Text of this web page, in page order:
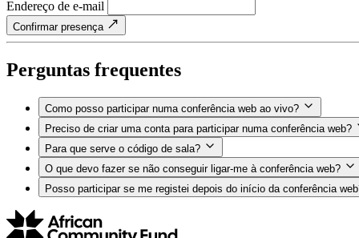
Endereço de e-mail
Confirmar presença
Perguntas frequentes
Como posso participar numa conferência web ao vivo?
Preciso de criar uma conta para participar numa conferência web?
Para que serve o código de sala?
O que devo fazer se não conseguir ligar-me à conferência web?
Posso participar se me registei depois do início da conferência